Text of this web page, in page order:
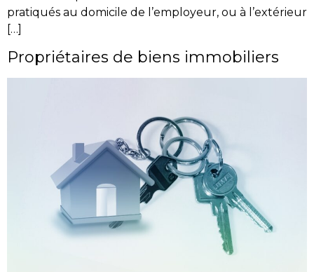
pratiqués au domicile de l’employeur, ou à l’extérieur
[…]
Propriétaires de biens immobiliers